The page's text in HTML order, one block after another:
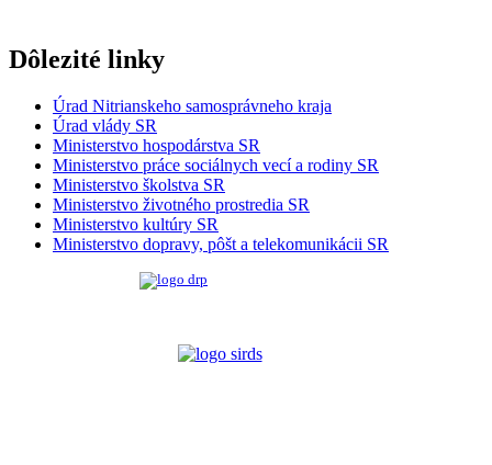
Dôlezité linky
Úrad Nitrianskeho samosprávneho kraja
Úrad vlády SR
Ministerstvo hospodárstva SR
Ministerstvo práce sociálnych vecí a rodiny SR
Ministerstvo školstva SR
Ministerstvo životného prostredia SR
Ministerstvo kultúry SR
Ministerstvo dopravy, pôšt a telekomunikácii SR